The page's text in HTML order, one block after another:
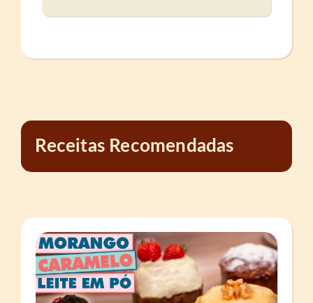
Receitas Recomendadas